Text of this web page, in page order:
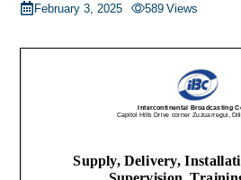
February 3, 2025 589 Views